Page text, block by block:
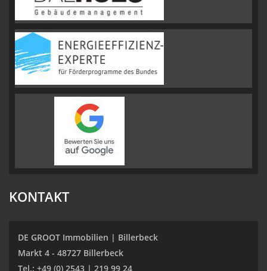
KONTAKT
DE GROOT Immobilien | Billerbeck
Markt 4 - 48727 Billerbeck
Tel.: +49 (0) 2543 | 219 99 24